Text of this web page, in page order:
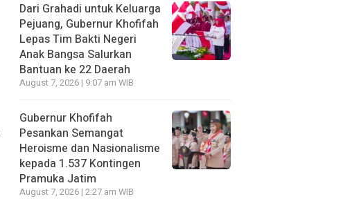
Dari Grahadi untuk Keluarga
Pejuang, Gubernur Khofifah
Lepas Tim Bakti Negeri
Anak Bangsa Salurkan
Bantuan ke 22 Daerah
August 7, 2026 | 9:07 am WIB
Gubernur Khofifah
Pesankan Semangat
Heroisme dan Nasionalisme
kepada 1.537 Kontingen
Pramuka Jatim
August 7, 2026 | 2:27 am WIB